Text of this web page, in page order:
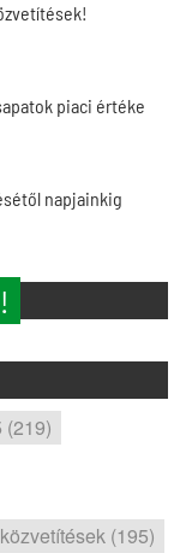
piaci értéke
napjainkig
(219)
(195)